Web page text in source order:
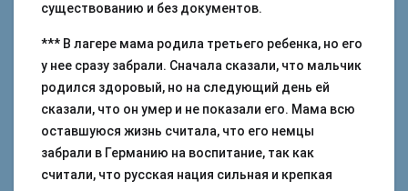
существованию и без документов.
*** В лагере мама родила третьего ребенка, но его
у нее сразу забрали. Сначала сказали, что мальчик
родился здоровый, но на следующий день ей
сказали, что он умер и не показали его. Мама всю
оставшуюся жизнь считала, что его немцы
забрали в Германию на воспитание, так как
считали, что русская нация сильная и крепкая